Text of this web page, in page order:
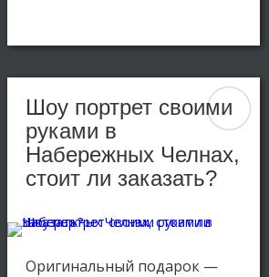
Шоу портрет своими
руками в
Набережных Челнах,
стоит ли заказать?
Оригинальный подарок —